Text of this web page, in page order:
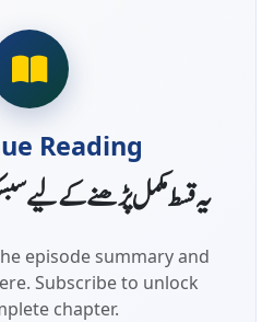
Reading
یہ قسط مکمل پڑھنے کے لیے
episode summary and
Subscribe to unlock
chapter.